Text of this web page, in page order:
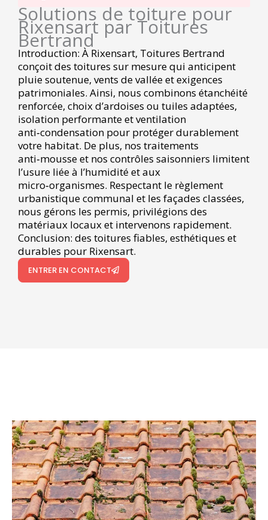
Solutions de toiture pour
Rixensart par Toitures
Bertrand
Introduction: À Rixensart, Toitures Bertrand
conçoit des toitures sur mesure qui anticipent
pluie soutenue, vents de vallée et exigences
patrimoniales. Ainsi, nous combinons étanchéité
renforcée, choix d’ardoises ou tuiles adaptées,
isolation performante et ventilation
anti‑condensation pour protéger durablement
votre habitat. De plus, nos traitements
anti‑mousse et nos contrôles saisonniers limitent
l’usure liée à l’humidité et aux
micro‑organismes. Respectant le règlement
urbanistique communal et les façades classées,
nous gérons les permis, privilégions des
matériaux locaux et intervenons rapidement.
Conclusion: des toitures fiables, esthétiques et
durables pour Rixensart.
ENTRER EN CONTACT